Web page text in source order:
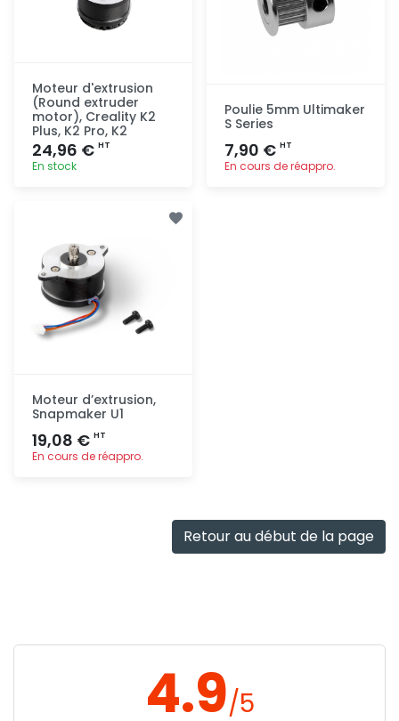
Moteur d'extrusion
(Round extruder
motor), Creality K2
Plus, K2 Pro, K2
24,96 € HT
En stock
Poulie 5mm Ultimaker
S Series
7,90 € HT
En cours de réappro.
Moteur d’extrusion,
Snapmaker U1
19,08 € HT
En cours de réappro.
Retour au début de la page
4.9/5